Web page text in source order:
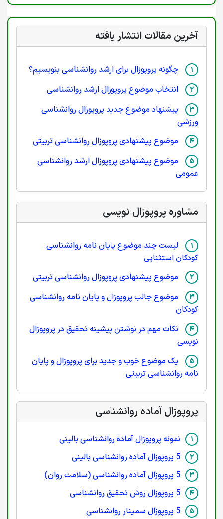
آخرین مقالات انتشار یافته
چگونه پروپوزال برای ارشد روانشناسی بنویسیم؟
انتخاب موضوع پروپوزال ارشد روانشناسی
پیشنهاد موضوع جدید پروپوزال روانشناسی
ورزشی
موضوع پیشنهادی پروپوزال روانشناسی تربیتی
موضوع پیشنهادی پروپوزال ارشد روانشناسی
عمومی
مشاوره پروپوزال نویسی
لیست چند موضوع پایان نامه روانشناسی
کودکان استثنایی
موضوع پیشنهادی پروپوزال روانشناسی تربیتی
موضوع جالب پروپوزال و پایان نامه روانشناسی
کودکان
نکات مهم در نوشتن پیشینه تحقیق در پروپوزال
نویسی
یک موضوع خوب و جدید برای پروپوزال و پایان
نامه روانشناسی تربیتی
پروپوزال آماده روانشناسی
نمونه پروپوزال آماده روانشناسی بالینی
5 پروپوزال آماده روانشناسی بالینی
5 پروپوزال آماده روانشناسی (سلامت روان)
5 پروپوزال روش تحقیق روانشناسی
5 پروپوزال سمینار روانشناسی